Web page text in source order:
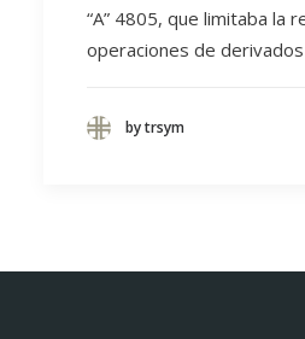
“A” 4805, que limitaba la
operaciones de
by trsym